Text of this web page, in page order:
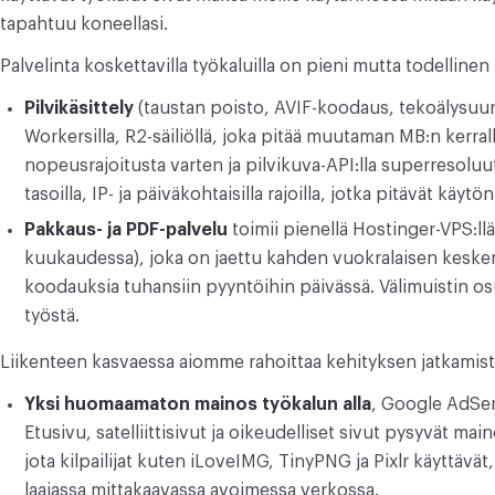
tapahtuu koneellasi.
Palvelinta koskettavilla työkaluilla on pieni mutta todellinen
Pilvikäsittely (taustan poisto, AVIF-koodaus,
Workersilla, R2-säiliöllä, joka pitää muutaman MB:n
nopeusrajoitusta varten ja pilvikuva-API:lla
tasoilla, IP- ja päiväkohtaisilla rajoilla, jotka pitävät
Pakkaus- ja PDF-palvelu toimii pienellä Hostinger-
kuukaudessa), joka on jaettu kahden vuokralaisen
koodauksia tuhansiin pyyntöihin päivässä. Välimuistin
työstä.
Liikenteen kasvaessa aiomme rahoittaa kehityksen
Yksi huomaamaton mainos työkalun alla, Google
Etusivu, satelliittisivut ja oikeudelliset sivut pysyvät
jota kilpailijat kuten iLoveIMG, TinyPNG ja Pixlr
laajassa mittakaavassa avoimessa verkossa.